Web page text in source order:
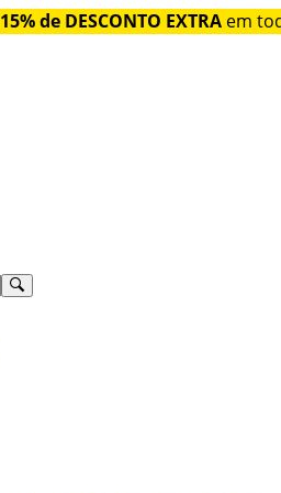
15% de DESCONTO EXTRA em